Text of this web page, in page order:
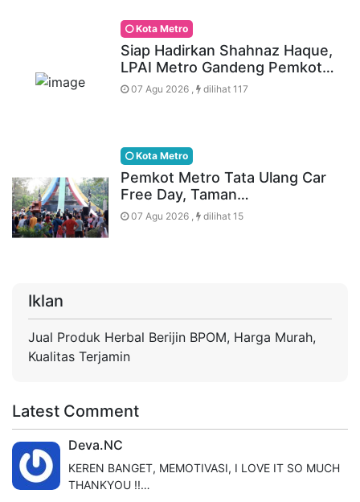
Kota Metro
Siap Hadirkan Shahnaz Haque,
LPAI Metro Gandeng Pemkot…
07 Agu 2026 , dilihat 117
Kota Metro
Pemkot Metro Tata Ulang Car
Free Day, Taman…
07 Agu 2026 , dilihat 15
Iklan
Jual Produk Herbal Berijin BPOM, Harga Murah,
Kualitas Terjamin
Latest Comment
Deva.NC
KEREN BANGET, MEMOTIVASI, I LOVE IT SO MUCH
THANKYOU !!…